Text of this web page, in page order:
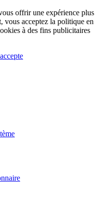
offrir une expérience plus
vous acceptez la politique en
à des fins publicitaires